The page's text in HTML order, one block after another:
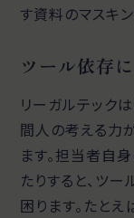
す資料のマスキ
ツール依存
リーガルテック
間人の考える力
ます。担当者自
たりすると、ツ
困ります。たと